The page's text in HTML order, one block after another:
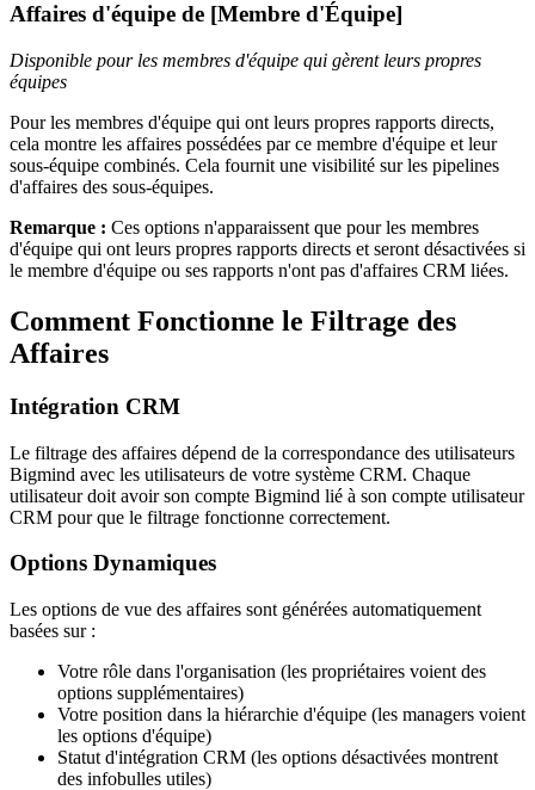
Affaires d'équipe de [Membre d'Équipe]
Disponible pour les membres d'équipe qui gèrent leurs propres
équipes
Pour les membres d'équipe qui ont leurs propres rapports directs,
cela montre les affaires possédées par ce membre d'équipe et leur
sous-équipe combinés. Cela fournit une visibilité sur les pipelines
d'affaires des sous-équipes.
Remarque : Ces options n'apparaissent que pour les membres
d'équipe qui ont leurs propres rapports directs et seront désactivées si
le membre d'équipe ou ses rapports n'ont pas d'affaires CRM liées.
Comment Fonctionne le Filtrage des
Affaires
Intégration CRM
Le filtrage des affaires dépend de la correspondance des utilisateurs
Bigmind avec les utilisateurs de votre système CRM. Chaque
utilisateur doit avoir son compte Bigmind lié à son compte utilisateur
CRM pour que le filtrage fonctionne correctement.
Options Dynamiques
Les options de vue des affaires sont générées automatiquement
basées sur :
Votre rôle dans l'organisation (les propriétaires voient des
options supplémentaires)
Votre position dans la hiérarchie d'équipe (les managers voient
les options d'équipe)
Statut d'intégration CRM (les options désactivées montrent
des infobulles utiles)